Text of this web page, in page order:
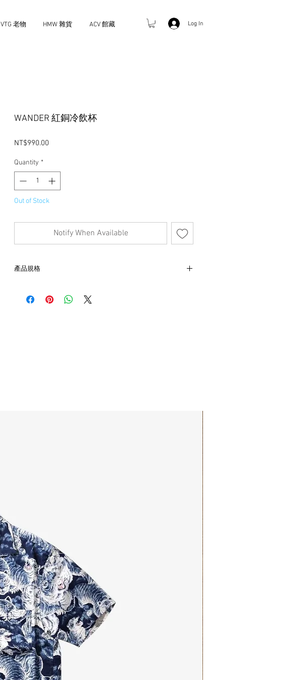
VTG 老物 HMW 雜貨 ACV 館藏 Log In
WANDER 紅銅冷飲杯
NT$990.00
Quantity *
Out of Stock
Notify When Available
產品規格
- 使用一段時間後，發現產生氧化現象，可使用市售銅油清潔